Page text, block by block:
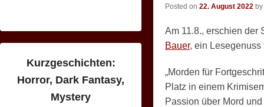
Posted on 22. August 2022 by
Am 11.8., erschien der
Bauer, ein Lesegenuss
„Morden für
Platz in einem
Passion über Mord
Kurzgeschichten:
Horror, Dark Fantasy,
Mystery